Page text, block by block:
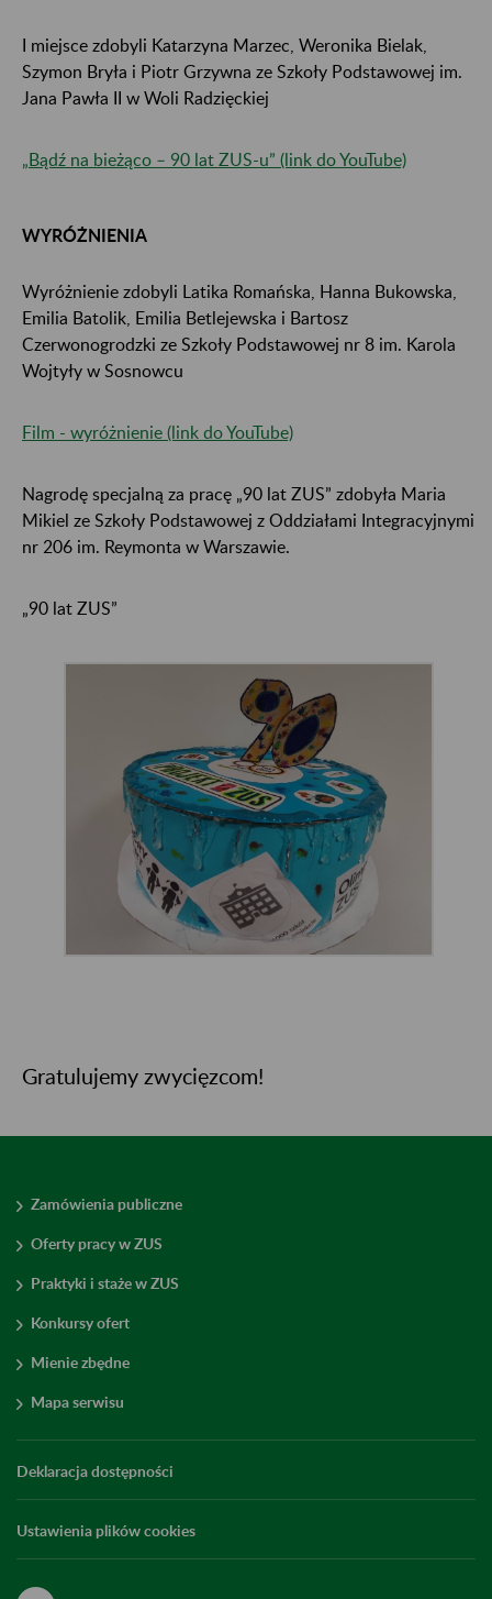
I miejsce zdobyli Katarzyna Marzec, Weronika Bielak,
Szymon Bryła i Piotr Grzywna ze Szkoły Podstawowej im.
Jana Pawła II w Woli Radzięckiej
„Bądź na bieżąco – 90 lat ZUS-u” (link do YouTube)
WYRÓŻNIENIA
Wyróżnienie zdobyli Latika Romańska, Hanna Bukowska,
Emilia Batolik, Emilia Betlejewska i Bartosz
Czerwonogrodzki ze Szkoły Podstawowej nr 8 im. Karola
Wojtyły w Sosnowcu
Film - wyróżnienie (link do YouTube)
Nagrodę specjalną za pracę „90 lat ZUS” zdobyła Maria
Mikiel ze Szkoły Podstawowej z Oddziałami Integracyjnymi
nr 206 im. Reymonta w Warszawie.
„90 lat ZUS”
Gratulujemy zwycięzcom!
Zamówienia publiczne
Oferty pracy w ZUS
Praktyki i staże w ZUS
Konkursy ofert
Mienie zbędne
Mapa serwisu
Deklaracja dostępności
Ustawienia plików cookies